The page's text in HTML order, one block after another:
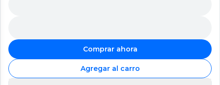
Comprar ahora
Agregar al carro